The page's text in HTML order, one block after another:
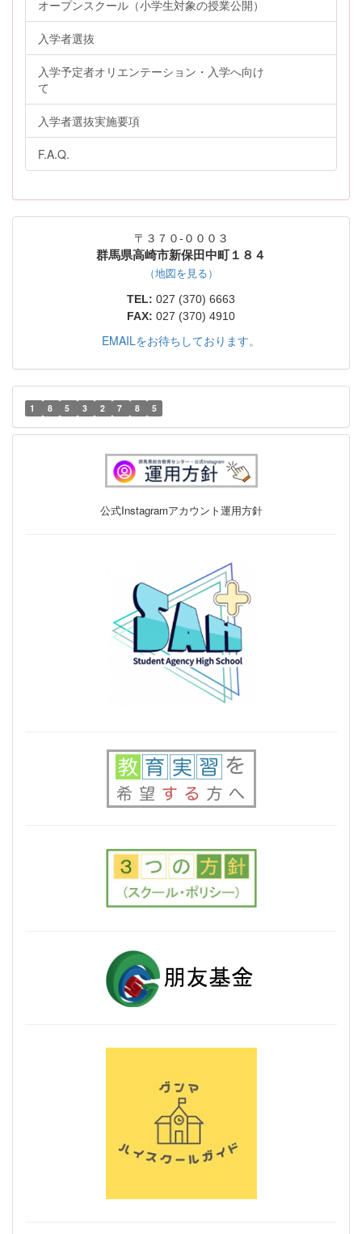
オープンスクール（小学生対象の授業公開）
入学者選抜
入学予定者オリエンテーション・入学へ向け
て
入学者選抜実施要項
F.A.Q.
〒３７０-０００３
群馬県高崎市新保田中町１８４
（地図を見る）
TEL: 027 (370) 6663
FAX: 027 (370) 4910
EMAILをお待ちしております。
1 8 5 3 2 7 8 5
公式Instagramアカウント運用方針